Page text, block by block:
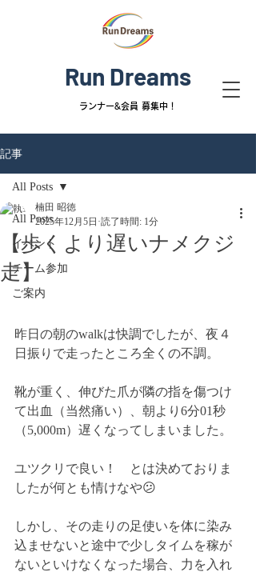
ランナー&会員 募集中！
Run Dreams
記事
All Posts
イベント
チーム参加
ご案内
All Posts
【歩くより遅いナメクジ
走】
楠田 昭徳
2025年12月5日 読了時間: 1分
昨日の朝のwalkは快調でしたが、夜４
日振りで走ったところ全くの不調。
靴が重く、伸びた爪が隣の指を傷つけ
て出血（当然痛い）、朝より6分01秒
（5,000m）遅くなってしまいました。
ユツクリで良い！　とは決めておりま
したが何とも情けなや😕
しかし、その走りの足使いを体に染み
込ませないと途中で少しタイムを稼が
ないといけなくなった場合、力を入れ